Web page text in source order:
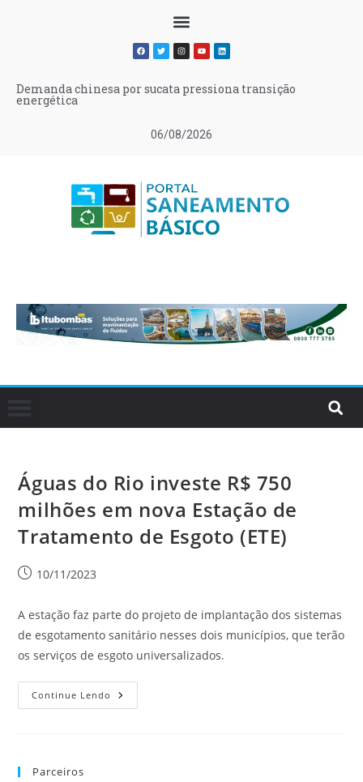
06/08/2026
Demanda chinesa por sucata pressiona transição
energética
Águas do Rio investe R$ 750
milhões em nova Estação de
Tratamento de Esgoto (ETE)
10/11/2023
A estação faz parte do projeto de implantação dos sistemas
de esgotamento sanitário nesses dois municípios, que terão
os serviços de esgoto universalizados.
Continue Lendo
Parceiros